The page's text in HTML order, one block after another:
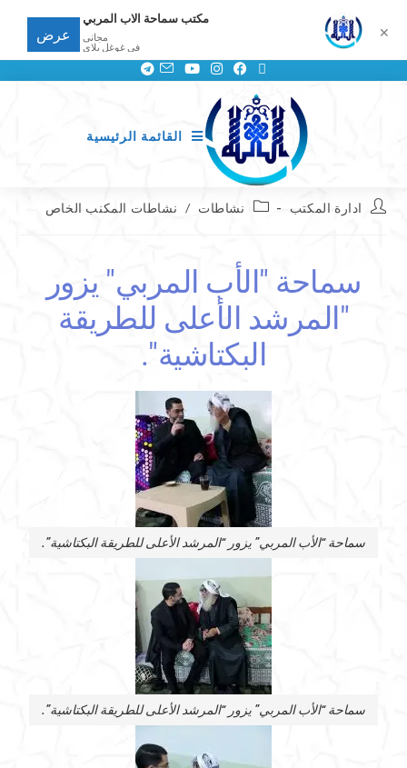
القائمة الرئيسية
ادارة المكتب نشاطات / نشاطات المكنب الخاص
سماحة "الأب المربي" يزور
"المرشد الأعلى للطريقة
البكتاشية".
سماحة “الأب المربي” يزور “المرشد الأعلى للطريقة البكتاشية”.
سماحة “الأب المربي” يزور “المرشد الأعلى للطريقة البكتاشية”.
✕
مكتب سماحة الاب المربي
مجانى
في غوغل بلاي
عرض